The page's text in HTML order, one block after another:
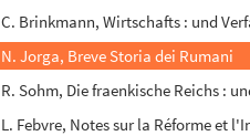
C. Brinkmann, Wirtschafts : und
N. Jorga, Breve Storia dei Rumani
R. Sohm, Die fraenkische Reichs :
L. Febvre, Notes sur la Réforme et